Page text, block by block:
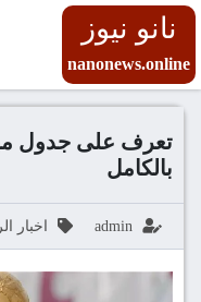
نانو نيوز
nanonews.online
بالكامل
admin اخبار